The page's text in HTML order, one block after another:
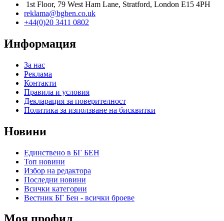
1st Floor, 79 West Ham Lane, Stratford, London E15 4PH
reklama@bgben.co.uk
+44(0)20 3411 0802
Информация
За нас
Реклама
Контакти
Правила и условия
Декларация за поверителност
Политика за използване на бисквитки
Новини
Единствено в БГ БЕН
Топ новини
Избор на редактора
Последни новини
Всички категории
Вестник БГ Бен - всички броеве